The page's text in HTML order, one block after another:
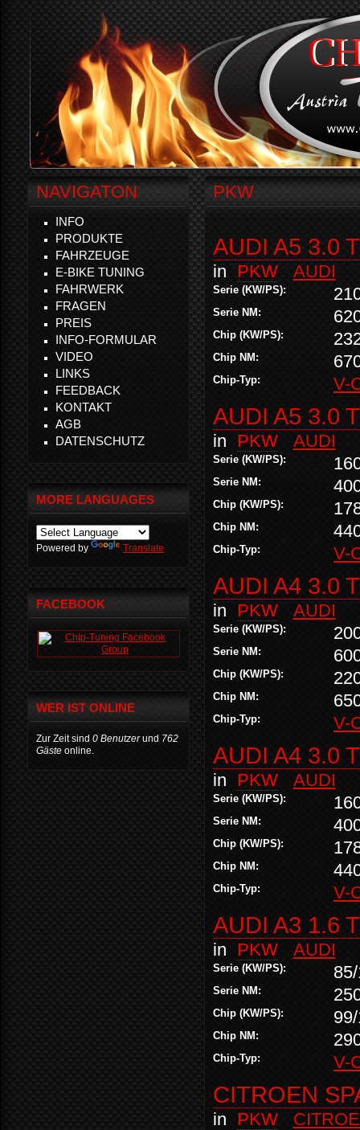
PKW
AUDI A5 3.0
in PKW AUDI
Serie (KW/PS):
Serie NM:
Chip (KW/PS):
Chip NM:
Chip-Typ: V-
AUDI A5 3.0
in PKW AUDI
Serie (KW/PS):
Serie NM:
Chip (KW/PS):
Chip NM:
Chip-Typ: V-
AUDI A4 3.0
in PKW AUDI
Serie (KW/PS):
Serie NM:
Chip (KW/PS):
Chip NM:
Chip-Typ: V-
AUDI A4 3.0
in PKW AUDI
Serie (KW/PS):
Serie NM:
Chip (KW/PS):
Chip NM:
Chip-Typ: V-
AUDI A3 1.6
in PKW AUDI
Serie (KW/PS):
Serie NM:
Chip (KW/PS):
Chip NM:
Chip-Typ: V-
CITROEN
in PKW
NAVIGATON
INFO
PRODUKTE
FAHRZEUGE
E-BIKE TUNING
FAHRWERK
FRAGEN
PREIS
INFO-FORMULAR
VIDEO
LINKS
FEEDBACK
KONTAKT
AGB
DATENSCHUTZ
MORE LANGUAGES
Powered by Translate
FACEBOOK
WER IST ONLINE
Zur Zeit sind 0 Benutzerund 762
Gäste online.